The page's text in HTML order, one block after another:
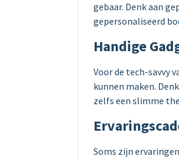
gebaar. Denk aan
gepersonaliseerd
Handige
Voor de tech-savvy
kunnen maken.
zelfs een slimme
Soms zijn